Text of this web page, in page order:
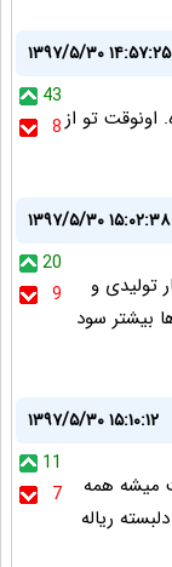
۱۳۹۷/۵/۳۰ ۱۴:۵۷:۲۵
43
8 اونوقت تو از
۱۳۹۷/۵/۳۰ ۱۵:۰۲:۳۸
20
9
تولیدی و
بیشتر سود
۱۳۹۷/۵/۳۰ ۱۵:۱۰:۱۲
11
7
میشه همه
ریاله